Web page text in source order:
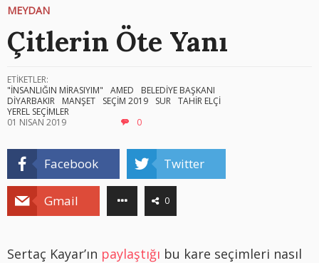
MEYDAN
Çitlerin Öte Yanı
ETİKETLER:
"İNSANLIĞIN MİRASIYIM"
AMED
BELEDİYE BAŞKANI
DİYARBAKIR
MANŞET SEÇİM 2019 SUR TAHİR ELÇİ
YEREL SEÇİMLER
01 NISAN 2019
0
Facebook Twitter
Gmail 0
Sertaç Kayar’ın paylaştığı bu kare seçimleri nasıl